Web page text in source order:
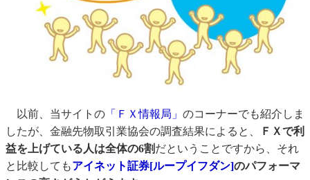
以前、当サイトの 「ＦＸ情報局」 のコーナーでも紹介しま
したが、金融先物取引業協会の調査結果によると、
ＦＸで利
益を上げている人は全体の6割だということですから、それ
と比較してもアイネット証券[ループイフダン]のパフォーマ